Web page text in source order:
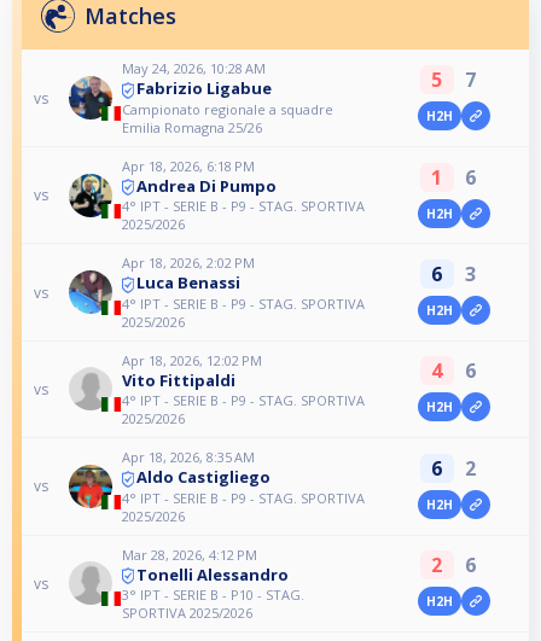
Matches
vs
May 24, 2026, 10:28 AM
Fabrizio Ligabue
Campionato regionale a squadre
Emilia Romagna 25/26
5 7
H2H
vs
Apr 18, 2026, 6:18 PM
Andrea Di Pumpo
4° IPT - SERIE B - P9 - STAG. SPORTIVA
2025/2026
1 6
H2H
vs
Apr 18, 2026, 2:02 PM
Luca Benassi
4° IPT - SERIE B - P9 - STAG. SPORTIVA
2025/2026
6 3
H2H
vs
Apr 18, 2026, 12:02 PM
Vito Fittipaldi
4° IPT - SERIE B - P9 - STAG. SPORTIVA
2025/2026
4 6
H2H
vs
Apr 18, 2026, 8:35 AM
Aldo Castigliego
4° IPT - SERIE B - P9 - STAG. SPORTIVA
2025/2026
6 2
H2H
vs
Mar 28, 2026, 4:12 PM
Tonelli Alessandro
3° IPT - SERIE B - P10 - STAG.
SPORTIVA 2025/2026
2 6
H2H